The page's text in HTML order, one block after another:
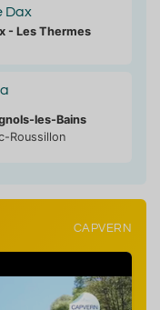
Dax
- Les Thermes
les-Bains
Roussillon
CAPVERN